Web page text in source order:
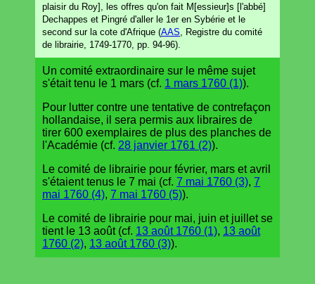
plaisir du Roy], les offres qu'on fait M[essieur]s [l'abbé]
Dechappes et Pingré d'aller le 1er en Sybérie et le
second sur la cote d'Afrique (AAS , Registre du comité
de librairie, 1749-1770, pp. 94-96).
Un comité extraordinaire sur le même sujet
s'était tenu le 1 mars (cf. 1 mars 1760 (1)).
Pour lutter contre une tentative de contrefaçon
hollandaise, il sera permis aux libraires de
tirer 600 exemplaires de plus des planches de
l'Académie (cf. 28 janvier 1761 (2)).
Le comité de librairie pour février, mars et avril
s'étaient tenus le 7 mai (cf. 7 mai 1760 (3), 7
mai 1760 (4), 7 mai 1760 (5)).
Le comité de librairie pour mai, juin et juillet se
tient le 13 août (cf. 13 août 1760 (1), 13 août
1760 (2), 13 août 1760 (3)).